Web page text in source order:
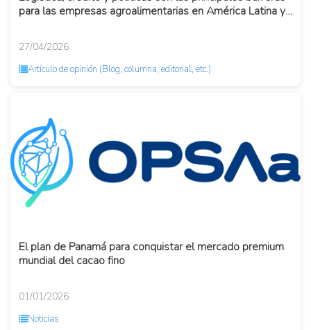
para las empresas agroalimentarias en América Latina y
27/04/2026
Artículo de opinión (Blog, columna, editorial, etc.)
El plan de Panamá para conquistar el mercado premium
mundial del cacao fino
01/01/2026
Noticias